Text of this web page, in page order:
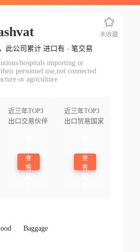
此公司累计 进口有 -笔交易
hospitals importing or
personnel use,not connected
or agriculture
近三年TOP3
出口交易伙伴
查
看
近三年TOP3
出口贸易国家
查
看
未收藏
Baggage